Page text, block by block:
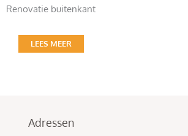
Renovatie buitenkant
LEES MEER
Adressen